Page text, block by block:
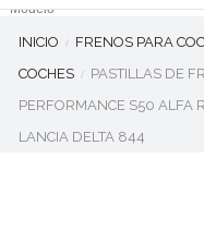
Modelo
INICIO FRENOS PARA
COCHES
PASTILLAS DE
PERFORMANCE S50 ALFA
LANCIA DELTA 844